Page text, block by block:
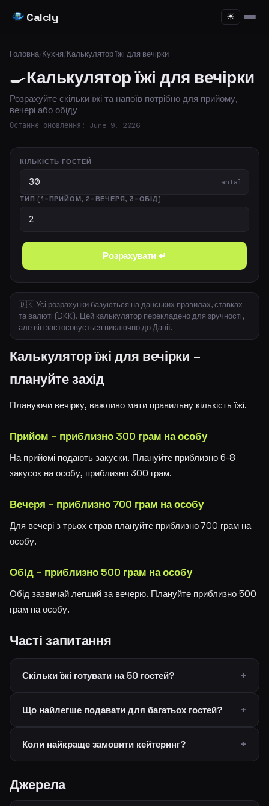
Calcly ☀
Головна/Кухня/Калькулятор їжі для вечірки
🍳Калькулятор їжі для вечірки
Розрахуйте скільки їжі та напоїв потрібно для прийому,
вечері або обіду
Останнє оновлення: June 9, 2026
КІЛЬКІСТЬ ГОСТЕЙ
antal
ТИП (1=ПРИЙОМ, 2=ВЕЧЕРЯ, 3=ОБІД)
Розрахувати ↵
🇩🇰 Усі розрахунки базуються на данських правилах, ставках
та валюті (DKK). Цей калькулятор перекладено для зручності,
але він застосовується виключно до Данії.
Калькулятор їжі для вечірки –
плануйте захід
Плануючи вечірку, важливо мати правильну кількість їжі.
Прийом – приблизно 300 грам на особу
На прийомі подають закуски. Плануйте приблизно 6-8
закусок на особу, приблизно 300 грам.
Вечеря – приблизно 700 грам на особу
Для вечері з трьох страв плануйте приблизно 700 грам на
особу.
Обід – приблизно 500 грам на особу
Обід зазвичай легший за вечерю. Плануйте приблизно 500
грам на особу.
Часті запитання
Скільки їжі готувати на 50 гостей?
Що найлегше подавати для багатьох гостей?
Коли найкраще замовити кейтеринг?
Джерела